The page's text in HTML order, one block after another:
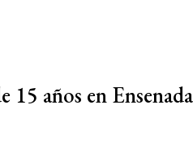
15 años en Ensenada